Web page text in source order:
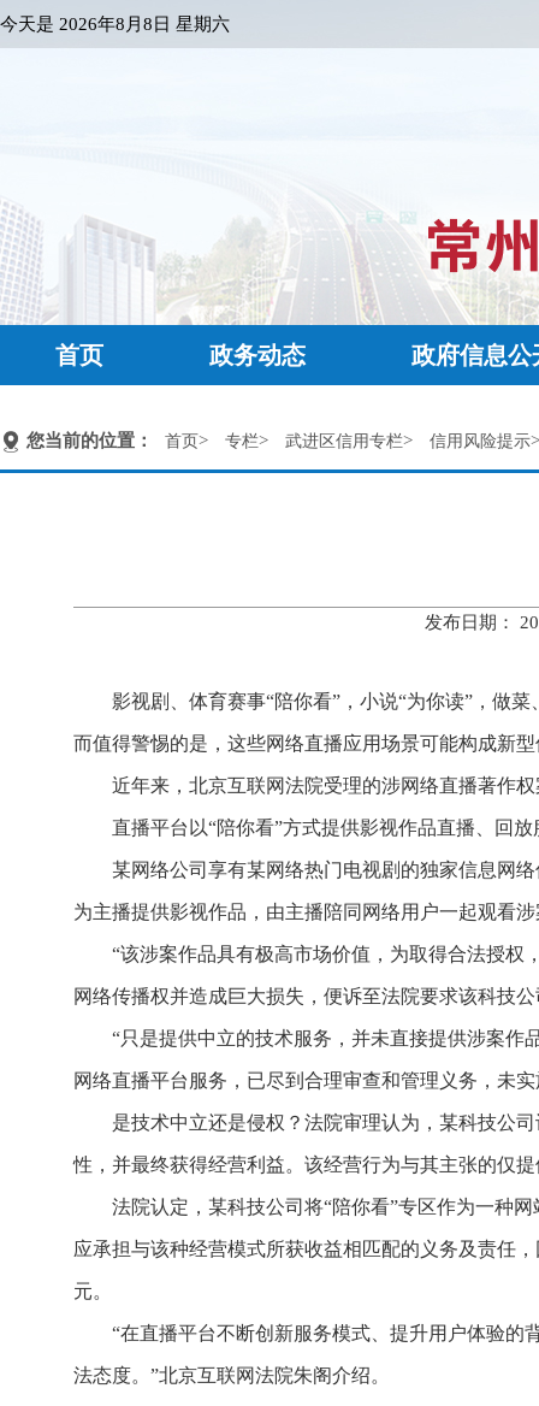
今天是 2026年8月8日 星期六
首页 政务动态 政府信息公
您当前的位置： 首页> 专栏> 武进区信用专栏> 信用风险提示
发布日期：
影视剧、体育赛事“陪你看”，小说“为你读”，做
而值得警惕的是，这些网络直播应用场景可能构成新
近年来，北京互联网法院受理的涉网络直播著作
直播平台以“陪你看”方式提供影视作品直播、回
某网络公司享有某网络热门电视剧的独家信息网
为主播提供影视作品，由主播陪同网络用户一起观看
“该涉案作品具有极高市场价值，为取得合法授权
网络传播权并造成巨大损失，便诉至法院要求该科技
“只是提供中立的技术服务，并未直接提供涉案作
网络直播平台服务，已尽到合理审查和管理义务，未
是技术中立还是侵权？法院审理认为，某科技公
性，并最终获得经营利益。该经营行为与其主张的仅
法院认定，某科技公司将“陪你看”专区作为一种
应承担与该种经营模式所获收益相匹配的义务及责任
元。
“在直播平台不断创新服务模式、提升用户体验
法态度。”北京互联网法院朱阁介绍。